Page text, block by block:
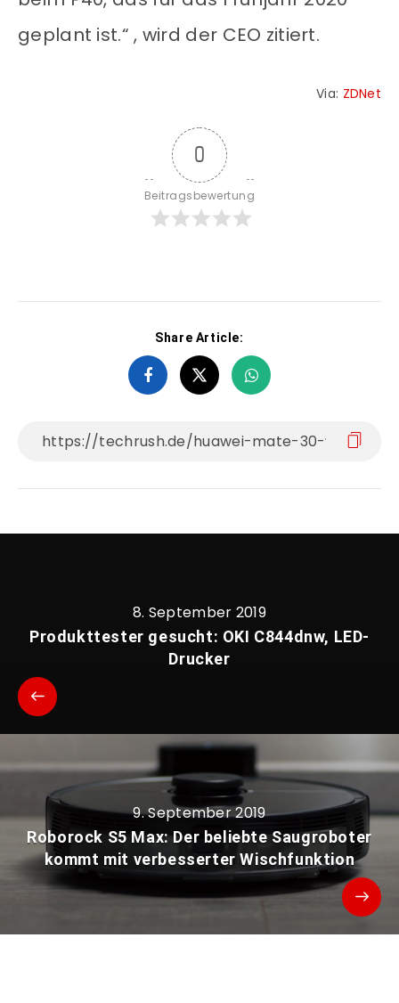
geplant ist.“ , wird der CEO zitiert.
Via: ZDNet
0
Beitragsbewertung
Share Article:
8. September 2019
Produkttester gesucht: OKI C844dnw, LED-
Drucker
9. September 2019
Roborock S5 Max: Der beliebte Saugroboter
kommt mit verbesserter Wischfunktion